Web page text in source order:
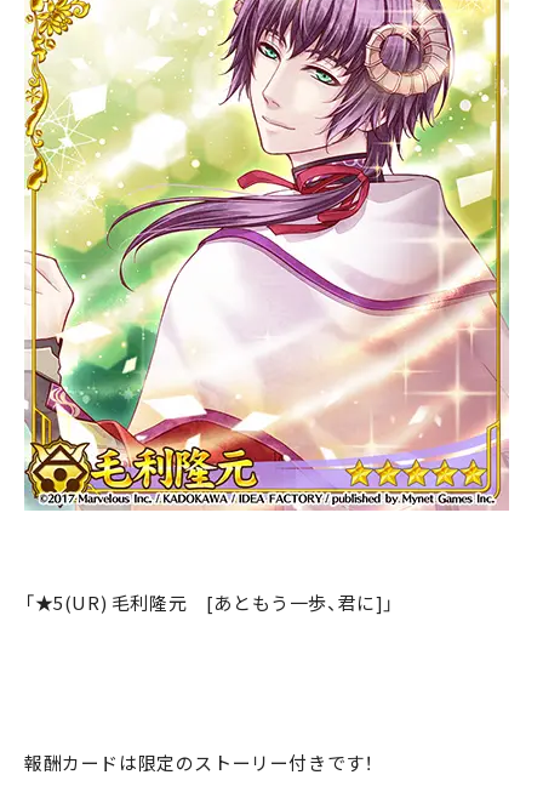
「★5(UR) 毛利隆元 [あともう一歩、君に]」
報酬カードは限定のストーリー付きです！